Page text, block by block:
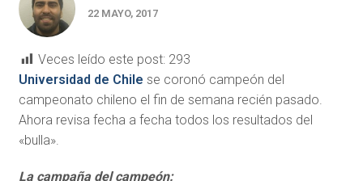
22 MAYO, 2017
Veces leído este post: 293
Universidad de Chile se coronó campeón del
campeonato chileno el fin de semana recién pasado.
Ahora revisa fecha a fecha todos los resultados del
«bulla».
La campaña del campeón: